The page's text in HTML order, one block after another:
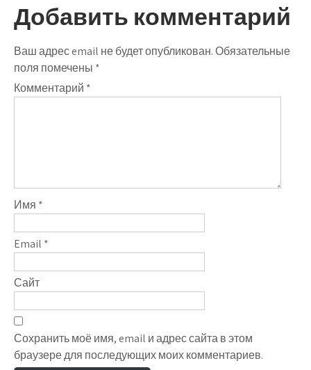
Добавить комментарий
Ваш адрес email не будет опубликован.Обязательные
поля помечены *
Комментарий *
Имя *
Email *
Сайт
Сохранить моё имя, email и адрес сайта в этом
браузере для последующих моих комментариев.